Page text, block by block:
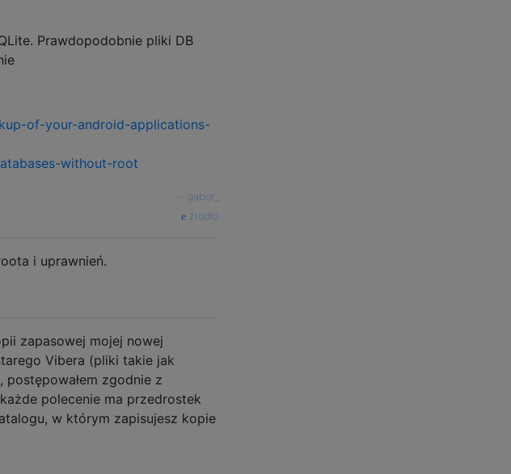
Prawdopodobnie pliki DB
of-your-android-applications-
without-root
gabor_
źródło
i uprawnień.
zapasowej mojej nowej
Vibera (pliki takie jak
postępowałem zgodnie z
polecenie ma przedrostek
w którym zapisujesz kopie